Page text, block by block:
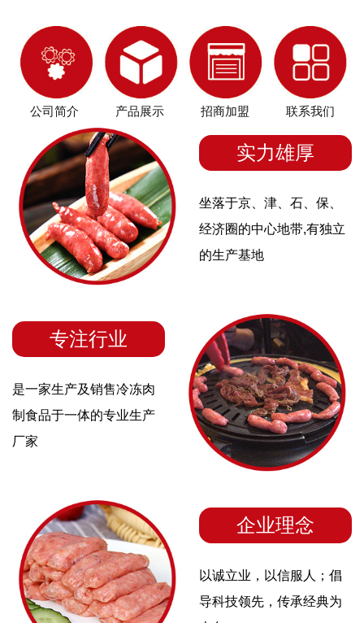
公司简介 产品展示 招商加盟 联系我们
实力雄厚
坐落于京、津、石、保、
经济圈的中心地带,有独立
的生产基地
专注行业
是一家生产及销售冷冻肉
制食品于一体的专业生产
厂家
企业理念
以诚立业，以信服人；倡
导科技领先，传承经典为